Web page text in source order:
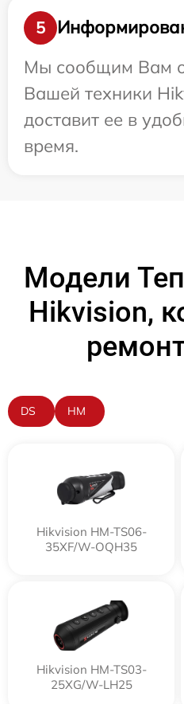
5
Мы сообщим Вам о
Вашей техники
доставит ее в
время.
Модели
Hikvision,
DS HM
Hikvision HM-TS06-
35XF/W-OQH35
Hikvision HM-TS03-
25XG/W-LH25